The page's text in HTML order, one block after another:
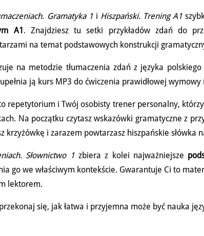
Gramatyka 1 i Hiszpański. Trening A1
A1 . Znajdziesz tu setki przykładów zdań do
na temat podstawowych konstrukcji
na metodzie tłumaczenia zdań z języka
ją kurs MP3 do ćwiczenia prawidłowej wymowy
repetytorium i Twój osobisty trener personalny,
Na początku czytasz wskazówki gramatyczne z
krzyżówkę i zarazem powtarzasz hiszpańskie słówka
Słownictwo 1zbiera z kolei najważniejsze
go we właściwym kontekście. Gwarantuje Ci to
lektorem.
się, jak łatwa i przyjemna może być nauka